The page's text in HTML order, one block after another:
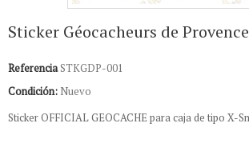
Sticker Géocacheurs de Provence
ReferenciaSTKGDP-001
Condición: Nuevo
Sticker OFFICIAL GEOCACHE para caja de tipo X-